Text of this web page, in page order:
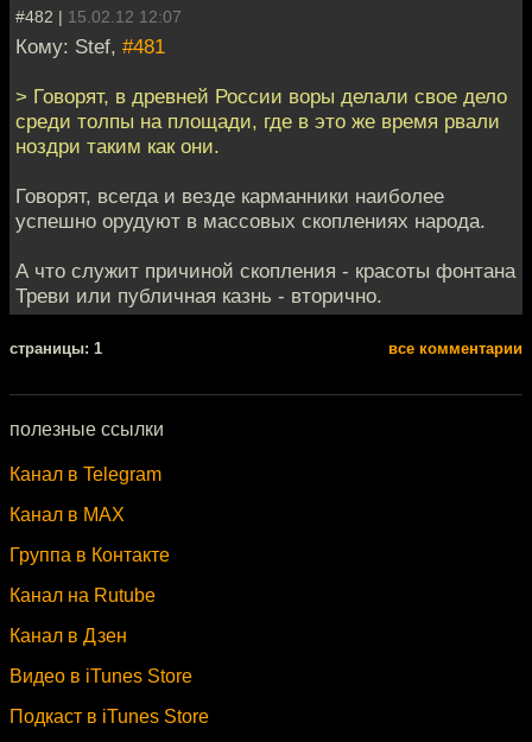
#482 | 15.02.12 12:07
Кому: Stef, #481
> Говорят, в древней России воры делали свое дело
среди толпы на площади, где в это же время рвали
ноздри таким как они.
Говорят, всегда и везде карманники наиболее
успешно орудуют в массовых скоплениях народа.
А что служит причиной скопления - красоты фонтана
Треви или публичная казнь - вторично.
cтраницы: 1 все комментарии
полезные ссылки
Канал в Telegram
Канал в MAX
Группа в Контакте
Канал на Rutube
Канал в Дзен
Видео в iTunes Store
Подкаст в iTunes Store